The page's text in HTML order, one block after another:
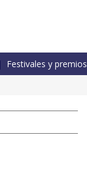
Festivales y premios